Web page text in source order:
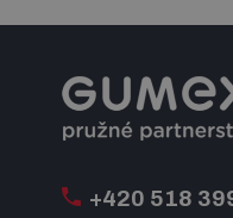
+420 518